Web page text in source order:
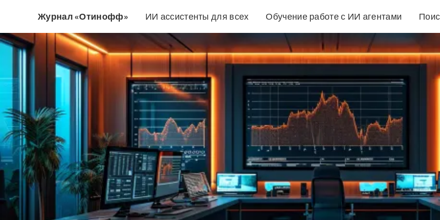
Журнал «Отинофф» ИИ ассистенты для всех Обучение работе с ИИ агентами